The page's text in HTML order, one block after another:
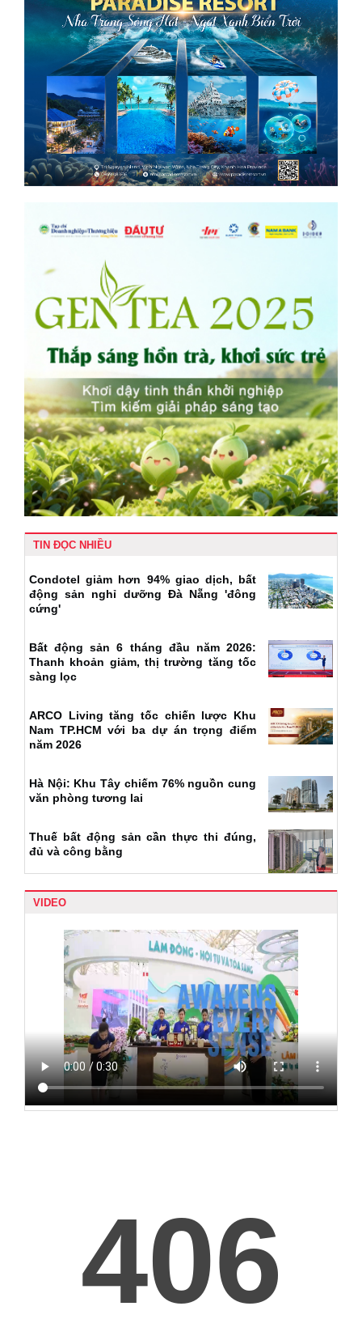
TIN ĐỌC NHIỀU
Condotel giảm hơn 94% giao dịch, bất
động sản nghỉ dưỡng Đà Nẵng 'đông
cứng'
Bất động sản 6 tháng đầu năm 2026:
Thanh khoản giảm, thị trường tăng tốc
sàng lọc
ARCO Living tăng tốc chiến lược Khu
Nam TP.HCM với ba dự án trọng điểm
năm 2026
Hà Nội: Khu Tây chiếm 76% nguồn cung
văn phòng tương lai
Thuế bất động sản cần thực thi đúng,
đủ và công bằng
VIDEO